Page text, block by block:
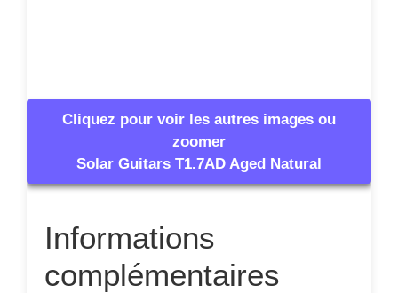
Cliquez pour voir les autres images ou
zoomer
Solar Guitars T1.7AD Aged Natural
Informations
complémentaires